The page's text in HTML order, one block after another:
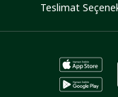
Teslimat